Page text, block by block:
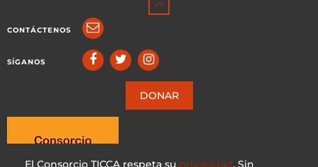
El Consorcio TICCA respeta su privacidad. Sin
CONTÁCTENOS
SÍGANOS
DONAR